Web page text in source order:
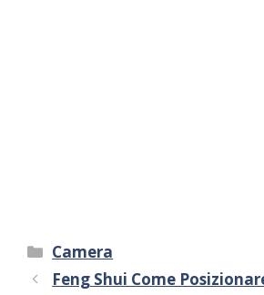
Categorie
Camera
Feng Shui Come